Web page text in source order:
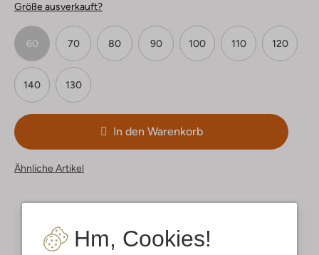
Hm, Cookies!
Größe ausverkauft?
60 70 80 90 100 110 120
140 130
In den Warenkorb
Ähnliche Artikel
Kostenloser Versandab € 75 für Club-Omoda
Mitglieder in Deutschland